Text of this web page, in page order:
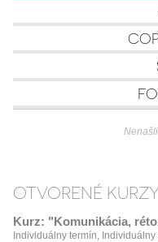
OTVORENÉ
Kurz: "Komunikácia,
Individuálny termín, Individuálny